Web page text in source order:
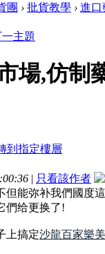
團 › 批貨教學 › 進口
場,仿制
| 只看該作者
但能弥补我們國度
們给更换了!
上搞定沙龍百家樂